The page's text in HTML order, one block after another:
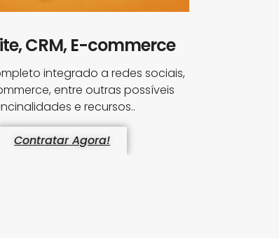
CRM, E-commerce
integrado a redes sociais,
entre outras possíveis
e recursos..
Contratar Agora!